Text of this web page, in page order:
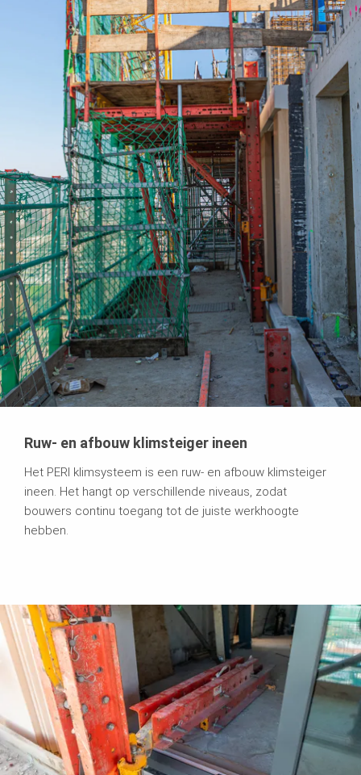
Ruw- en afbouw klimsteiger ineen
Het PERI klimsysteem is een ruw- en afbouw klimsteiger
ineen. Het hangt op verschillende niveaus, zodat
bouwers continu toegang tot de juiste werkhoogte
hebben.